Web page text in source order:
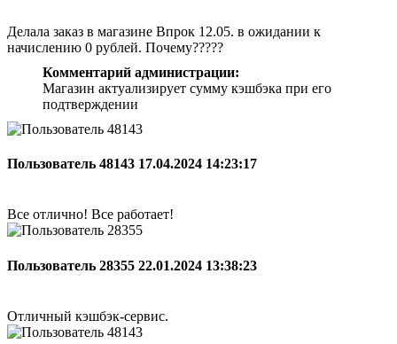
Делала заказ в магазине Впрок 12.05. в ожидании к
начислению 0 рублей. Почему?????
Комментарий администрации:
Магазин актуализирует сумму кэшбэка при его
подтверждении
Пользователь 48143 17.04.2024 14:23:17
Все отлично! Все работает!
Пользователь 28355 22.01.2024 13:38:23
Отличный кэшбэк-сервис.